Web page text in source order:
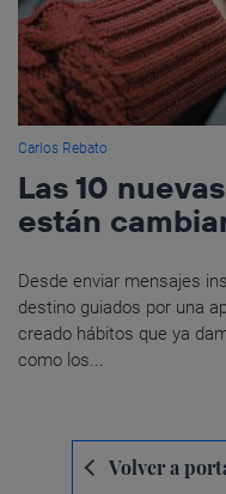
Carlos Rebato
Las 10
están
Desde enviar mensajes
destino guiados por una
creado hábitos que ya
como los...
Navegación
Volver a